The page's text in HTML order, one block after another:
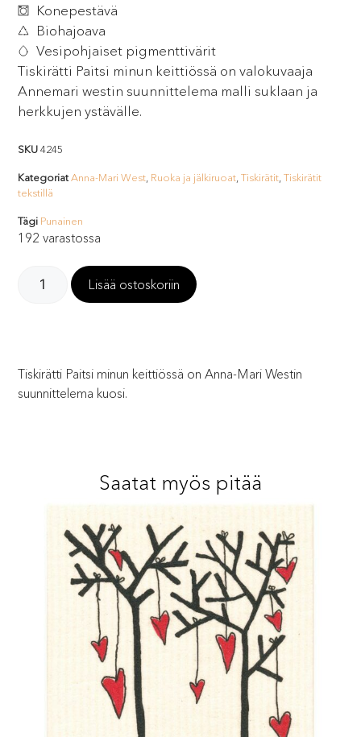
Konepestävä
Biohajoava
Vesipohjaiset pigmenttivärit
Tiskirätti Paitsi minun keittiössä on valokuvaaja
Annemari westin suunnittelema malli suklaan ja
herkkujen ystävälle.
SKU4245
Kategoriat Anna-Mari West Ruoka ja jälkiruoat ,Tiskirätit ,Tiskirätit
tekstillä
Tägi Punainen
192 varastossa
Lisää ostoskoriin
Tiskirätti Paitsi minun keittiössä on Anna-Mari Westin
suunnittelema kuosi.
Saatat myös pitää